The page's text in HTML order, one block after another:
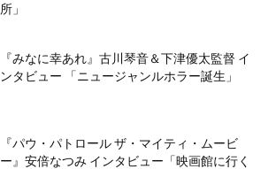
所」
『みなに幸あれ』古川琴音＆下津優太監督 イ
ンタビュー 「ニュージャンルホラー誕生」
『パウ・パトロール ザ・マイティ・ムービ
ー』安倍なつみ インタビュー「映画館に行く